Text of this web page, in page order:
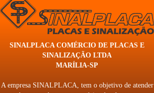
SINALPLACA COMÉRCIO DE PLACAS E
SINALIZAÇÃO LTDA
MARÍLIA-SP
A empresa SINALPLACA, tem o objetivo de atender